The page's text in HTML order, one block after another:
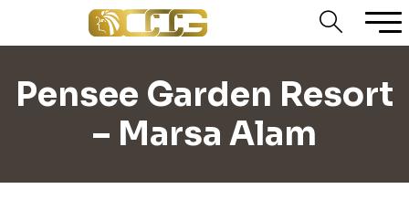
Pensee Garden Resort
– Marsa Alam